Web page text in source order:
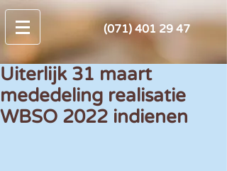
(071) 401 29 47
Uiterlijk 31 maart
mededeling realisatie
WBSO 2022 indienen